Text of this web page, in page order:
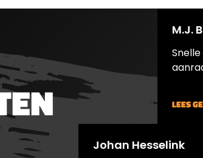
kogeltjes.
M.J.
LEES
Johan Hesselink